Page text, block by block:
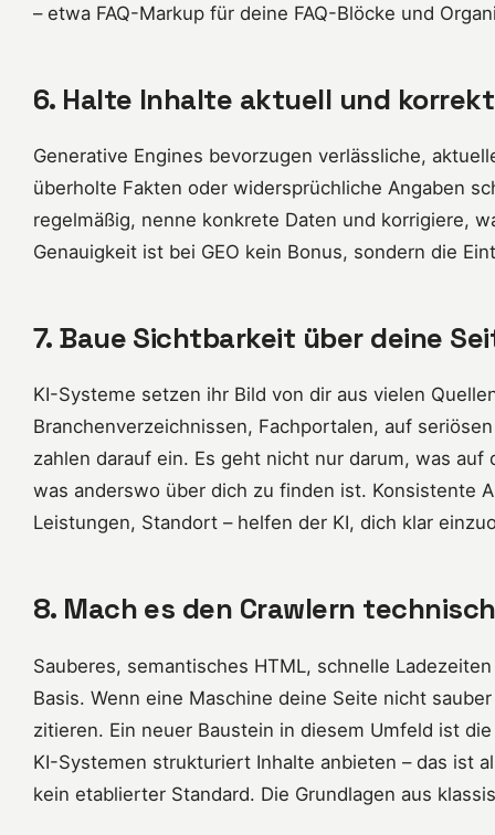
– etwa FAQ-Markup für deine FAQ-Blöcke und
6. Halte Inhalte aktuell und korrekt
Generative Engines bevorzugen verlässliche,
überholte Fakten oder widersprüchliche Angaben
regelmäßig, nenne konkrete Daten und korrigiere,
Genauigkeit ist bei GEO kein Bonus, sondern die
7. Baue Sichtbarkeit über deine
KI-Systeme setzen ihr Bild von dir aus vielen
Branchenverzeichnissen, Fachportalen, auf
zahlen darauf ein. Es geht nicht nur darum, was
was anderswo über dich zu finden ist. Konsistente
Leistungen, Standort – helfen der KI, dich klar
8. Mach es den Crawlern
Sauberes, semantisches HTML, schnelle
Basis. Wenn eine Maschine deine Seite nicht
zitieren. Ein neuer Baustein in diesem Umfeld ist
KI-Systemen strukturiert Inhalte anbieten – das ist
kein etablierter Standard. Die Grundlagen aus